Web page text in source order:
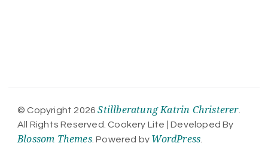
© Copyright 2026Stillberatung Katrin Christerer.
All Rights Reserved.Cookery Lite | Developed By
Blossom Themes. Powered by WordPress